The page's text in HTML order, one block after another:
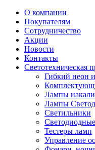
О компании
Покупателям
Сотрудничество
Акции
Новости
Контакты
Светотехническая
Гибкий неон
Лампы
Лампы
Светильники
Тестеры ламп
Управление